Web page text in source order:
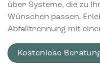
über Systeme, die zu
Wünschen passen.
Abfalltrennung mit
Kostenlose